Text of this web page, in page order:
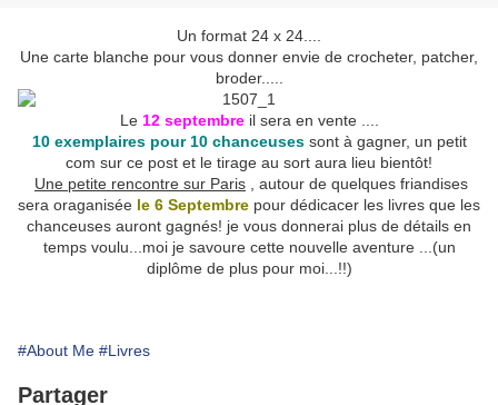
Un format 24 x 24....
Une carte blanche pour vous donner envie de crocheter, patcher,
broder.....
Le 12 septembreil sera en vente ....
10 exemplaires pour 10 chanceusessont à gagner, un petit
com sur ce post et le tirage au sort aura lieu bientôt!
Une petite rencontre sur Paris , autour de quelques friandises
sera oraganisée le 6 Septembre pour dédicacer les livres que les
chanceuses auront gagnés! je vous donnerai plus de détails en
temps voulu...moi je savoure cette nouvelle aventure ...(un
diplôme de plus pour moi...!!)
#About Me #Livres
Partager